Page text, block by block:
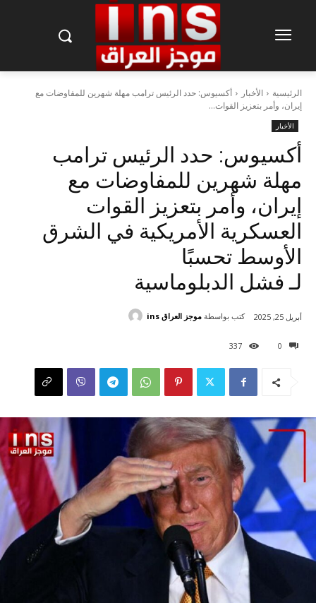
الرئيسية الأخبار
أكسيوس: حدد الرئيس ترامب مهلة شهرين للمفاوضات مع
إيران، وأمر بتعزيز القوات...
الأخبار
أكسيوس: حدد الرئيس ترامب
مهلة شهرين للمفاوضات مع
إيران، وأمر بتعزيز القوات
العسكرية الأمريكية في الشرق
الأوسط تحسبًا
لـ فشل الدبلوماسية
0
337
أبريل 25, 2025 كتب بواسطة موجز العراق ins